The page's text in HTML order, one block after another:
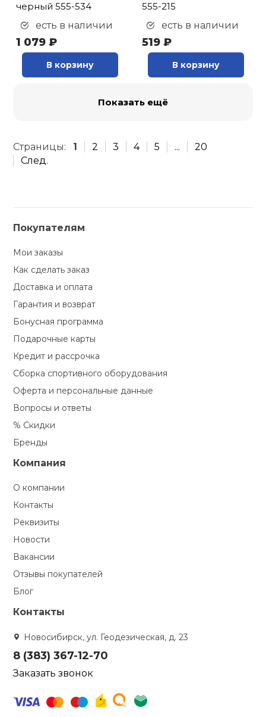
черный 555-534
есть в наличии
1 079 ₽
В корзину
555-215
есть в наличии
519 ₽
В корзину
Показать ещё
Страницы: 1 2 3 4 5 ...
20
След.
Покупателям
Мои заказы
Как сделать заказ
Доставка и оплата
Гарантия и возврат
Бонусная программа
Подарочные карты
Кредит и рассрочка
Сборка спортивного оборудования
Оферта и персональные данные
Вопросы и ответы
% Скидки
Бренды
Компания
О компании
Контакты
Реквизиты
Новости
Вакансии
Отзывы покупателей
Блог
Контакты
Новосибирск, ул. Геодезическая, д. 23
8 (383) 367-12-70
Заказать звонок